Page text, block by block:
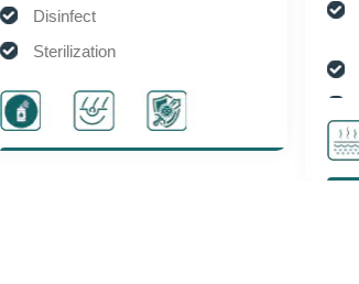
Disinfect
Sterilization
Disinfect